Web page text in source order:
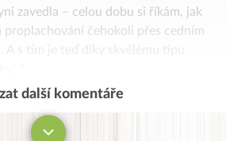
zavedla – celou dobu si říkám, jak
proplachování čehokoli přes cedním
další komentáře